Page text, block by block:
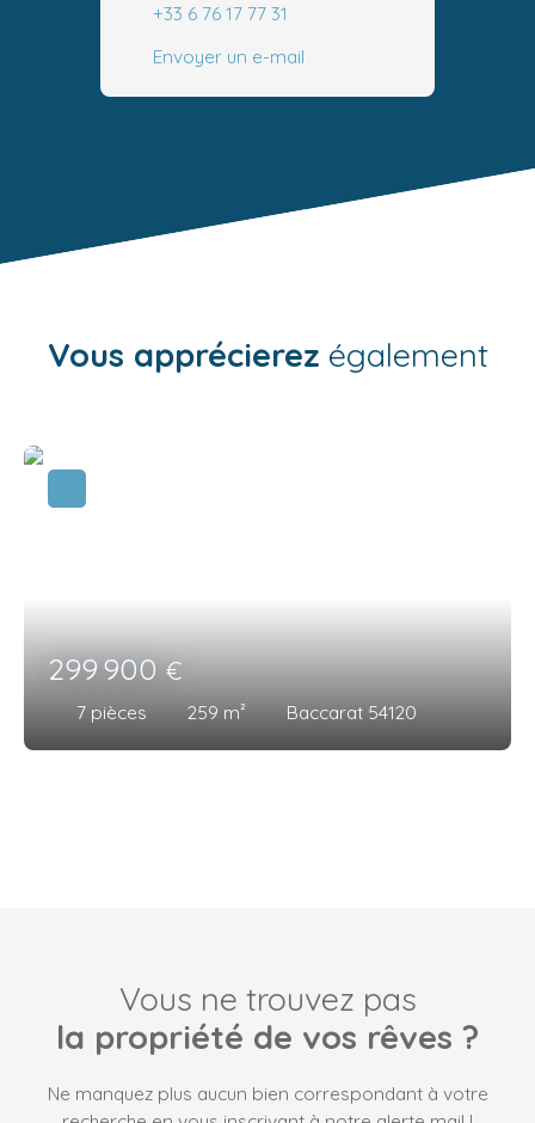
+33 6 76 17 77 31
Envoyer un e-mail
Vous apprécierez également
299 900€
7 pièces 259 m² Baccarat 54120
Vous ne trouvez pas
la propriété de vos rêves ?
Ne manquez plus aucun bien correspondant à votre